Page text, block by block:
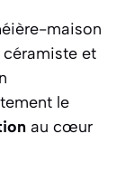
maison
et
le
au cœur